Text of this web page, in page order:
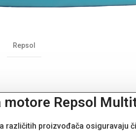
Repsol
Repsol
različitih proizvođača